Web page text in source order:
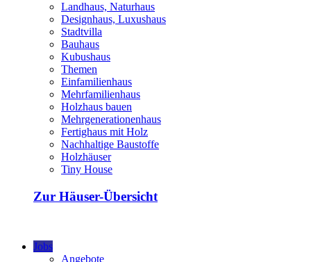
Landhaus, Naturhaus
Designhaus, Luxushaus
Stadtvilla
Bauhaus
Kubushaus
Themen
Einfamilienhaus
Mehrfamilienhaus
Holzhaus bauen
Mehrgenerationenhaus
Fertighaus mit Holz
Nachhaltige Baustoffe
Holzhäuser
Tiny House
Zur Häuser-Übersicht
Jobs
Angebote